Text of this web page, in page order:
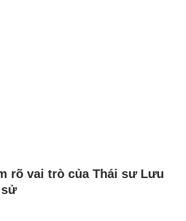
rõ vai trò của Thái sư Lưu